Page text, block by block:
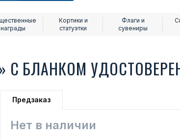
награды
Кортики и
статуэтки
Флаги и
сувениры
С БЛАНКОМ
Предзаказ
Нет в наличии